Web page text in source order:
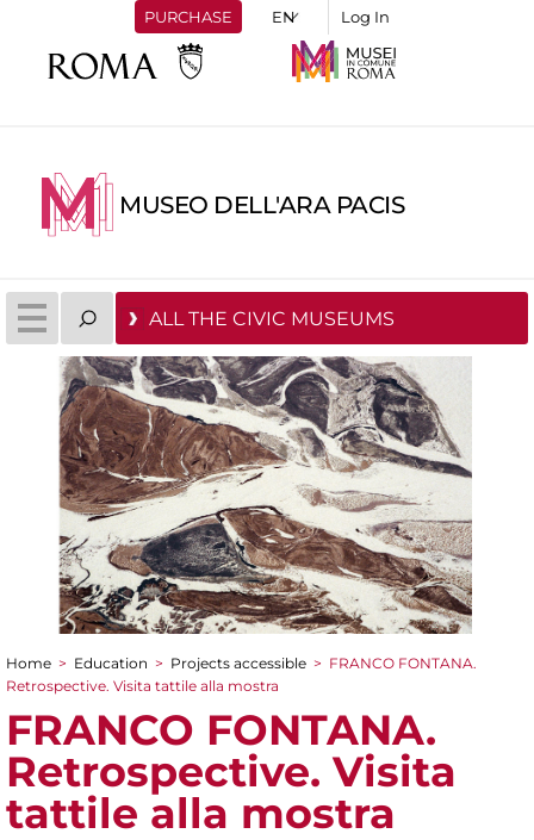
PURCHASE Log In
MUSEO DELL'ARA PACIS
ALL THE CIVIC MUSEUMS
You are here
Home > Education > Projects accessible > FRANCO FONTANA.
Retrospective. Visita tattile alla mostra
FRANCO FONTANA.
Retrospective. Visita
tattile alla mostra